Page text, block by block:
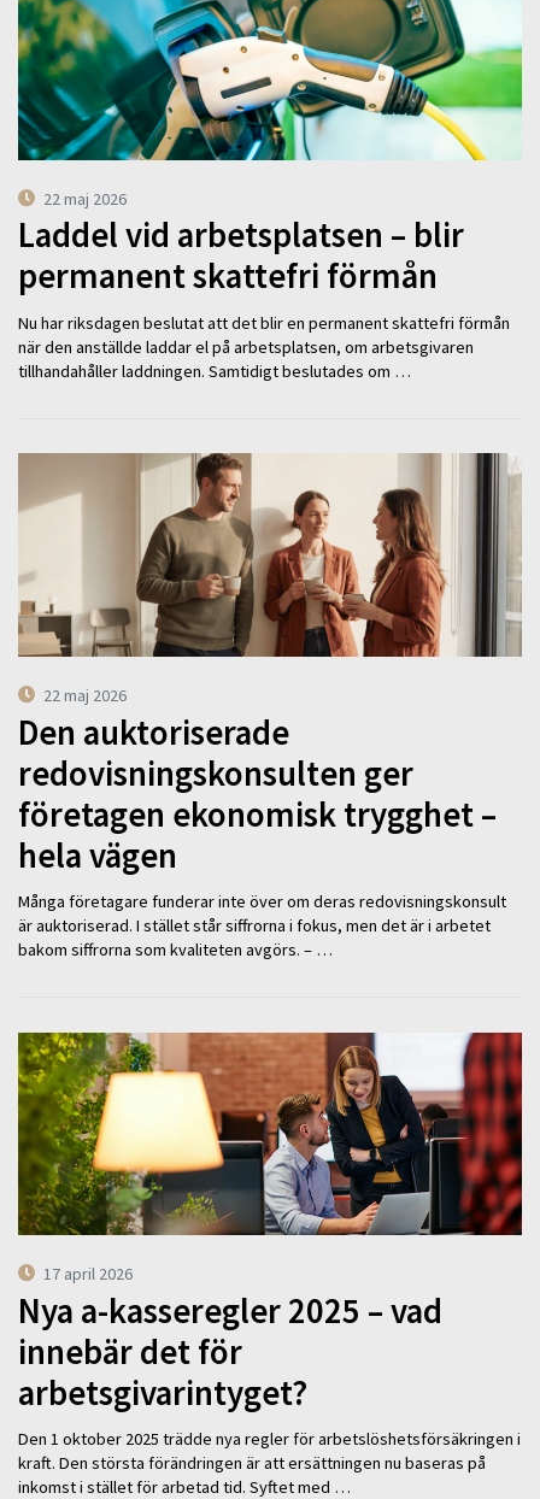
22 maj 2026
Laddel vid arbetsplatsen – blir
permanent skattefri förmån
Nu har riksdagen beslutat att det blir en permanent skattefri förmån
när den anställde laddar el på arbetsplatsen, om arbetsgivaren
tillhandahåller laddningen. Samtidigt beslutades om …
22 maj 2026
Den auktoriserade
redovisningskonsulten ger
företagen ekonomisk trygghet –
hela vägen
Många företagare funderar inte över om deras redovisningskonsult
är auktoriserad. I stället står siffrorna i fokus, men det är i arbetet
bakom siffrorna som kvaliteten avgörs. – …
17 april 2026
Nya a-kasseregler 2025 – vad
innebär det för
arbetsgivarintyget?
Den 1 oktober 2025 trädde nya regler för arbetslöshetsförsäkringen i
kraft. Den största förändringen är att ersättningen nu baseras på
inkomst i stället för arbetad tid. Syftet med …